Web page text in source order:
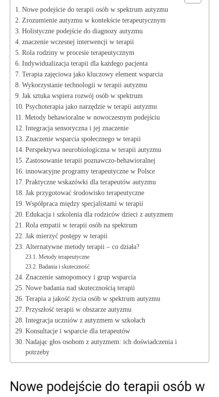
Nowe podejście do terapii osób w spektrum autyzmu
Zrozumienie autyzmu w kontekście terapeutycznym
Holistyczne podejście do diagnozy autyzmu
znaczenie wczesnej interwencji w terapii
Rola rodziny w procesie terapeutycznym
Indywidualizacja terapii dla każdego pacjenta
Terapia zajęciowa jako kluczowy element wsparcia
Wykorzystanie technologii w terapii autyzmu
Jak sztuka wspiera rozwój osób w spektrum
Psychoterapia jako narzędzie w terapii autyzmu
Metody behawioralne w nowoczesnym podejściu
Integracja sensoryczna i jej znaczenie
Znaczenie wsparcia społecznego w terapii
Perspektywa neurobiologiczna w terapii autyzmu
Zastosowanie terapii poznawczo-behawioralnej
innowacyjne programy terapeutyczne w Polsce
Praktyczne wskazówki dla terapeutów autyzmu
Jak przygotować środowisko terapeutyczne
Współpraca między specjalistami w terapii
Edukacja i szkolenia dla rodziców dzieci z autyzmem
Rola empatii w terapii osób na spektrum
Jak mierzyć postępy w terapii
Alternatywne metody terapii – co działa?
Metody terapeutyczne
Badania i skuteczność
Znaczenie samopomocy i grup wsparcia
Nowe badania nad skutecznością terapii
Terapia a jakość życia osób w spektrum autyzmu
Przyszłość terapii w obszarze autyzmu
Integracja uczniów z autyzmem w szkołach
Konsultacje i wsparcie dla terapeutów
Nadając głos osobom z autyzmem: ich doświadczenia i
potrzeby
Nowe podejście do terapii osób w